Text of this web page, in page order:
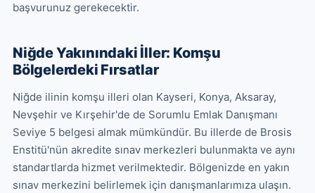
başvurunuz gerekecektir.
Niğde Yakınındaki İller: Komşu
Bölgelerdeki Fırsatlar
Niğde ilinin komşu illeri olan Kayseri, Konya, Aksaray,
Nevşehir ve Kırşehir'de de Sorumlu Emlak Danışmanı
Seviye 5 belgesi almak mümkündür. Bu illerde de Brosis
Enstitü'nün akredite sınav merkezleri bulunmakta ve aynı
standartlarda hizmet verilmektedir. Bölgenizde en yakın
sınav merkezini belirlemek için danışmanlarımıza ulaşın.